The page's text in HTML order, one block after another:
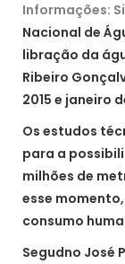
Informações:
Nacional de
libração da
Ribeiro
2015 e janeiro
Os estudos
para a
milhões de
esse
consumo
Segudno José